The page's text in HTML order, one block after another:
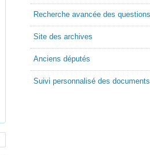
Recherche avancée des questions
Site des archives
Anciens députés
Suivi personnalisé des documents